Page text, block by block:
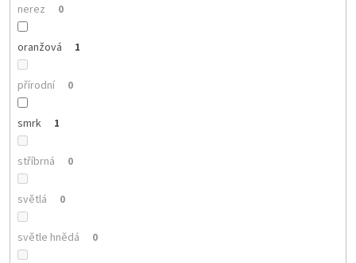
nerez 0
oranžová 1
přírodní 0
smrk 1
stříbrná 0
světlá 0
světle hnědá 0